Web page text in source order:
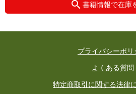
書籍情報で在庫
プライバシーポリ
よくある質問
特定商取引に関する法律